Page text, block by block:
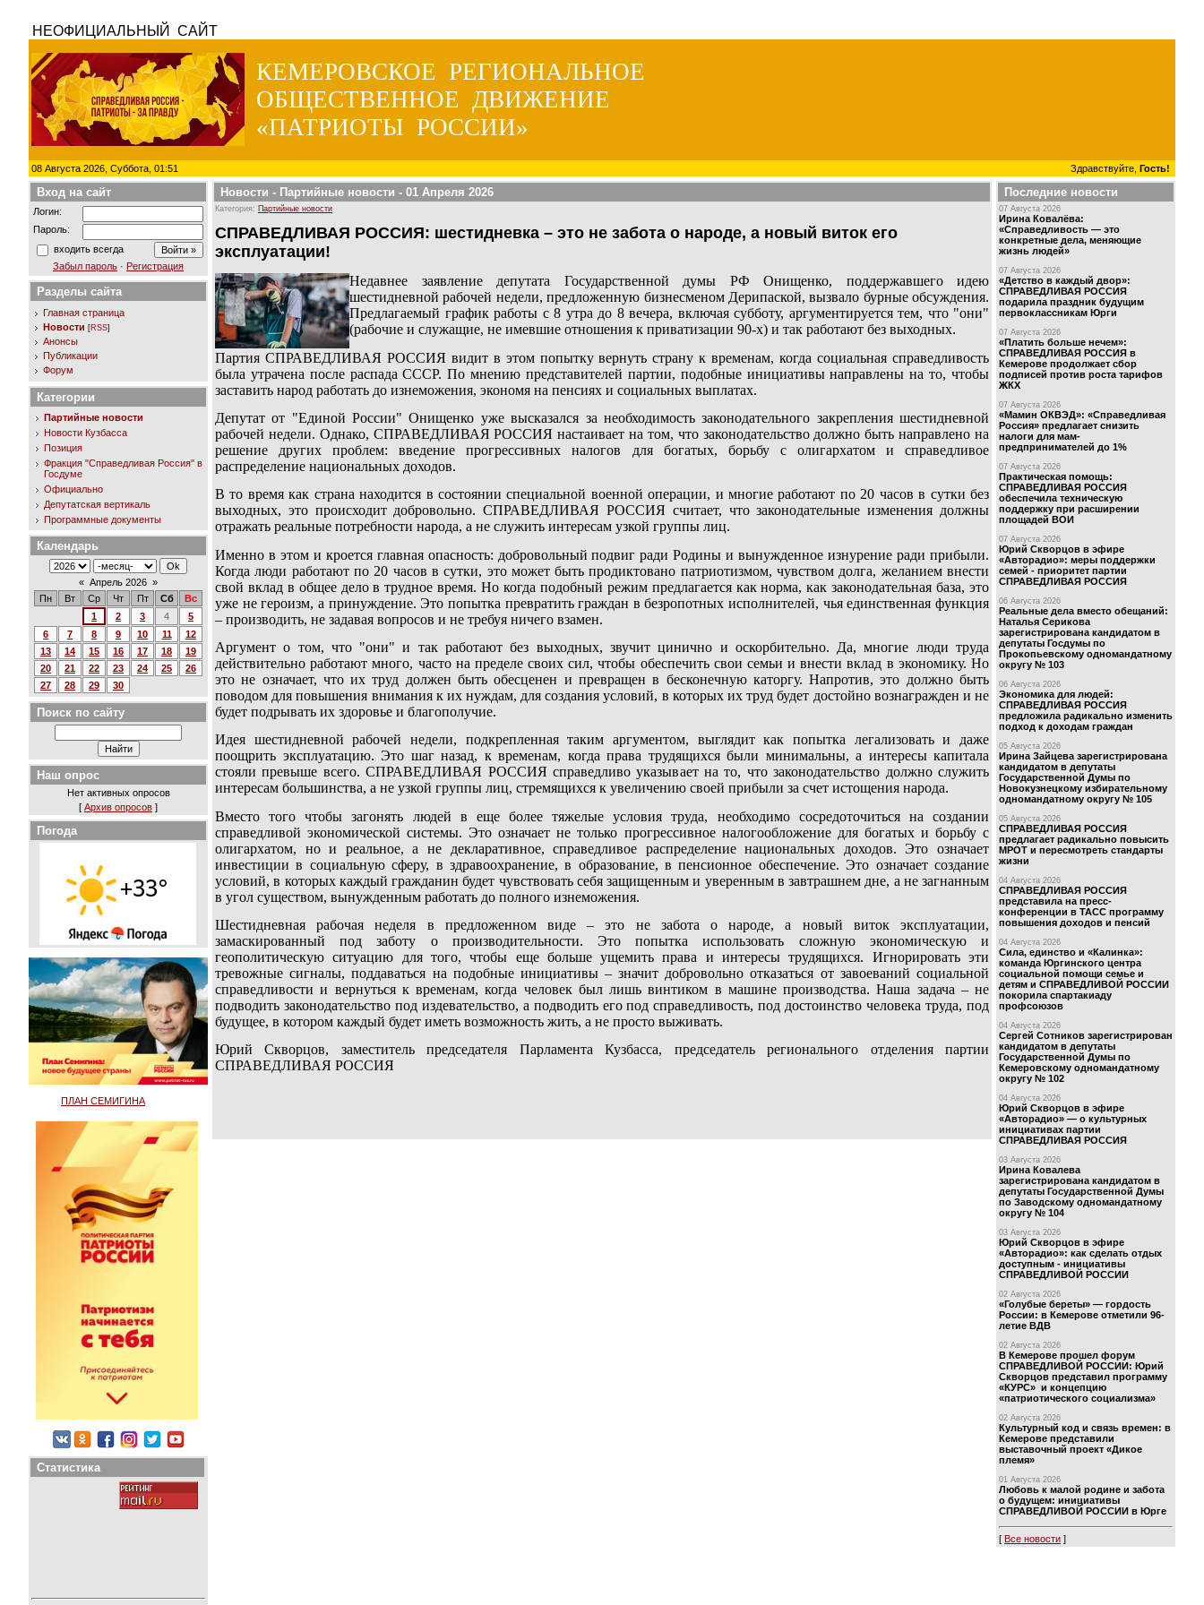
НЕОФИЦИАЛЬНЫЙ САЙТ
КЕМЕРОВСКОЕ РЕГИОНАЛЬНОЕ
ОБЩЕСТВЕННОЕ ДВИЖЕНИЕ
«ПАТРИОТЫ РОССИИ»
08 Августа 2026, Суббота, 01:51 Здравствуйте, Гость!
Вход на сайт
Логин:
Пароль:
входить всегда
Забыл пароль · Регистрация
Разделы сайта
Главная страница
Новости [RSS]
Анонсы
Публикации
Форум
Категории
Партийные новости
Новости Кузбасса
Позиция
Фракция "Справедливая Россия" в
Госдуме
Официально
Депутатская вертикаль
Программные документы
Календарь
« Апрель 2026 »
Пн
Вт Ср Чт Пт Сб
Вс
1
2 3 4
5
6
7 8 9 10 11
12
13
14 15 16 17 18
19
20
21 22 23 24 25
26
27
28 29 30
Поиск по сайту
Наш опрос
Нет активных опросов
[ Архив опросов ]
Погода
ПЛАН СЕМИГИНА
Статистика
Новости - Партийные новости - 01 Апреля 2026
Категория: Партийные новости
СПРАВЕДЛИВАЯ РОССИЯ: шестидневка – это не забота о народе, а новый виток его
эксплуатации!
Недавнее заявление депутата Государственной думы РФ Онищенко, поддержавшего идею
шестидневной рабочей недели, предложенную бизнесменом Дерипаской, вызвало бурные обсуждения.
Предлагаемый график работы с 8 утра до 8 вечера, включая субботу, аргументируется тем, что "они"
(рабочие и служащие, не имевшие отношения к приватизации 90-х) и так работают без выходных.
Партия СПРАВЕДЛИВАЯ РОССИЯ видит в этом попытку вернуть страну к временам, когда социальная справедливость
была утрачена после распада СССР. По мнению представителей партии, подобные инициативы направлены на то, чтобы
заставить народ работать до изнеможения, экономя на пенсиях и социальных выплатах.
Депутат от "Единой России" Онищенко уже высказался за необходимость законодательного закрепления шестидневной
рабочей недели. Однако, СПРАВЕДЛИВАЯ РОССИЯ настаивает на том, что законодательство должно быть направлено на
решение других проблем: введение прогрессивных налогов для богатых, борьбу с олигархатом и справедливое
распределение национальных доходов.
В то время как страна находится в состоянии специальной военной операции, и многие работают по 20 часов в сутки без
выходных, это происходит добровольно. СПРАВЕДЛИВАЯ РОССИЯ считает, что законодательные изменения должны
отражать реальные потребности народа, а не служить интересам узкой группы лиц.
Именно в этом и кроется главная опасность: добровольный подвиг ради Родины и вынужденное изнурение ради прибыли.
Когда люди работают по 20 часов в сутки, это может быть продиктовано патриотизмом, чувством долга, желанием внести
свой вклад в общее дело в трудное время. Но когда подобный режим предлагается как норма, как законодательная база, это
уже не героизм, а принуждение. Это попытка превратить граждан в безропотных исполнителей, чья единственная функция
– производить, не задавая вопросов и не требуя ничего взамен.
Аргумент о том, что "они" и так работают без выходных, звучит цинично и оскорбительно. Да, многие люди труда
действительно работают много, часто на пределе своих сил, чтобы обеспечить свои семьи и внести вклад в экономику. Но
это не означает, что их труд должен быть обесценен и превращен в бесконечную каторгу. Напротив, это должно быть
поводом для повышения внимания к их нуждам, для создания условий, в которых их труд будет достойно вознагражден и не
будет подрывать их здоровье и благополучие.
Идея шестидневной рабочей недели, подкрепленная таким аргументом, выглядит как попытка легализовать и даже
поощрить эксплуатацию. Это шаг назад, к временам, когда права трудящихся были минимальны, а интересы капитала
стояли превыше всего. СПРАВЕДЛИВАЯ РОССИЯ справедливо указывает на то, что законодательство должно служить
интересам большинства, а не узкой группы лиц, стремящихся к увеличению своей прибыли за счет истощения народа.
Вместо того чтобы загонять людей в еще более тяжелые условия труда, необходимо сосредоточиться на создании
справедливой экономической системы. Это означает не только прогрессивное налогообложение для богатых и борьбу с
олигархатом, но и реальное, а не декларативное, справедливое распределение национальных доходов. Это означает
инвестиции в социальную сферу, в здравоохранение, в образование, в пенсионное обеспечение. Это означает создание
условий, в которых каждый гражданин будет чувствовать себя защищенным и уверенным в завтрашнем дне, а не загнанным
в угол существом, вынужденным работать до полного изнеможения.
Шестидневная рабочая неделя в предложенном виде – это не забота о народе, а новый виток эксплуатации,
замаскированный под заботу о производительности. Это попытка использовать сложную экономическую и
геополитическую ситуацию для того, чтобы еще больше ущемить права и интересы трудящихся. Игнорировать эти
тревожные сигналы, поддаваться на подобные инициативы – значит добровольно отказаться от завоеваний социальной
справедливости и вернуться к временам, когда человек был лишь винтиком в машине производства. Наша задача – не
подводить законодательство под издевательство, а подводить его под справедливость, под достоинство человека труда, под
будущее, в котором каждый будет иметь возможность жить, а не просто выживать.
Юрий Скворцов, заместитель председателя Парламента Кузбасса, председатель регионального отделения партии
СПРАВЕДЛИВАЯ РОССИЯ
Последние новости
07 Августа 2026
Ирина Ковалёва:
«Справедливость — это
конкретные дела, меняющие
жизнь людей»
07 Августа 2026
«Детство в каждый двор»:
СПРАВЕДЛИВАЯ РОССИЯ
подарила праздник будущим
первоклассникам Юрги
07 Августа 2026
«Платить больше нечем»:
СПРАВЕДЛИВАЯ РОССИЯ в
Кемерове продолжает сбор
подписей против роста тарифов
ЖКХ
07 Августа 2026
«Мамин ОКВЭД»: «Справедливая
Россия» предлагает снизить
налоги для мам-
предпринимателей до 1%
07 Августа 2026
Практическая помощь:
СПРАВЕДЛИВАЯ РОССИЯ
обеспечила техническую
поддержку при расширении
площадей ВОИ
07 Августа 2026
Юрий Скворцов в эфире
«Авторадио»: меры поддержки
семей - приоритет партии
СПРАВЕДЛИВАЯ РОССИЯ
06 Августа 2026
Реальные дела вместо обещаний:
Наталья Серикова
зарегистрирована кандидатом в
депутаты Госдумы по
Прокопьевскому одномандатному
округу № 103
06 Августа 2026
Экономика для людей:
СПРАВЕДЛИВАЯ РОССИЯ
предложила радикально изменить
подход к доходам граждан
05 Августа 2026
Ирина Зайцева зарегистрирована
кандидатом в депутаты
Государственной Думы по
Новокузнецкому избирательному
одномандатному округу № 105
05 Августа 2026
СПРАВЕДЛИВАЯ РОССИЯ
предлагает радикально повысить
МРОТ и пересмотреть стандарты
жизни
04 Августа 2026
СПРАВЕДЛИВАЯ РОССИЯ
представила на пресс-
конференции в ТАСС программу
повышения доходов и пенсий
04 Августа 2026
Сила, единство и «Калинка»:
команда Юргинского центра
социальной помощи семье и
детям и СПРАВЕДЛИВОЙ РОССИИ
покорила спартакиаду
профсоюзов
04 Августа 2026
Сергей Сотников зарегистрирован
кандидатом в депутаты
Государственной Думы по
Кемеровскому одномандатному
округу № 102
04 Августа 2026
Юрий Скворцов в эфире
«Авторадио» — о культурных
инициативах партии
СПРАВЕДЛИВАЯ РОССИЯ
03 Августа 2026
Ирина Ковалева
зарегистрирована кандидатом в
депутаты Государственной Думы
по Заводскому одномандатному
округу № 104
03 Августа 2026
Юрий Скворцов в эфире
«Авторадио»: как сделать отдых
доступным - инициативы
СПРАВЕДЛИВОЙ РОССИИ
02 Августа 2026
«Голубые береты» — гордость
России: в Кемерове отметили 96-
летие ВДВ
02 Августа 2026
В Кемерове прошел форум
СПРАВЕДЛИВОЙ РОССИИ: Юрий
Скворцов представил программу
«КУРС» и концепцию
«патриотического социализма»
02 Августа 2026
Культурный код и связь времен: в
Кемерове представили
выставочный проект «Дикое
племя»
01 Августа 2026
Любовь к малой родине и забота
о будущем: инициативы
СПРАВЕДЛИВОЙ РОССИИ в Юрге
[ Все новости ]